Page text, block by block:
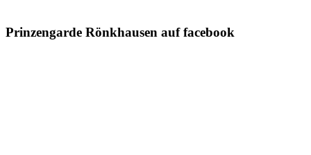
Prinzengarde Rönkhausen auf facebook